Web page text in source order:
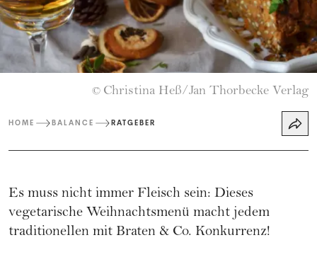
© Christina Heß/Jan Thorbecke Verlag
HOME BALANCE RATGEBER
Es muss nicht immer Fleisch sein: Dieses
vegetarische Weihnachtsmenü macht jedem
traditionellen mit Braten & Co. Konkurrenz!